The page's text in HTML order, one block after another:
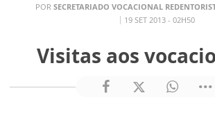
POR SECRETARIADO VOCACIONAL
19 SET 2013 - 02H50
Visitas aos